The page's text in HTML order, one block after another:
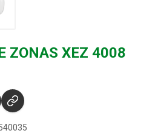
ZONAS XEZ 4008